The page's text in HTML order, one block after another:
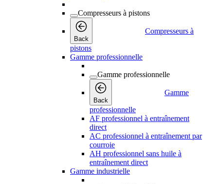
Compresseurs à pistons
Back
Compresseurs à
pistons
Gamme professionnelle
Gamme professionnelle
Back
Gamme
professionnelle
AF professionnel à entraînement
direct
AC professionnel à entraînement par
courroie
AH professionnel sans huile à
entraînement direct
Gamme industrielle